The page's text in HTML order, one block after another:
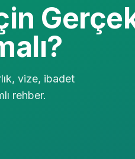
vize, ibadet
rehber.